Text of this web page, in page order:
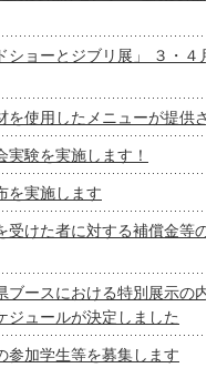
ョーとジブリ展」 ３・４
を使用したメニューが提供さ
験を実施します！
を実施します
受けた者に対する補償金等
ブースにおける特別展示の内
ジュールが決定しました
参加学生等を募集します